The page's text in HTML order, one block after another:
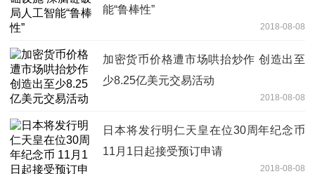
能“鲁棒性”
2018-08-08
加密货币价格遭市场哄抬炒作 创造出至
少8.25亿美元交易活动
2018-08-08
日本将发行明仁天皇在位30周年纪念币
11月1日起接受预订申请
2018-08-08